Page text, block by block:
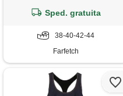
Sped. gratuita
38-40-42-44
Farfetch